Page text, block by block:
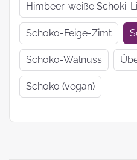
Himbeer-weiße Schoki-
Schoko-Feige-Zimt
Schoko-Walnuss
Schoko (vegan)